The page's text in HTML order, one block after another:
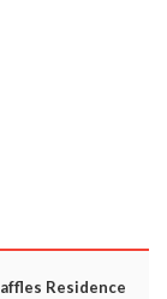
Residence